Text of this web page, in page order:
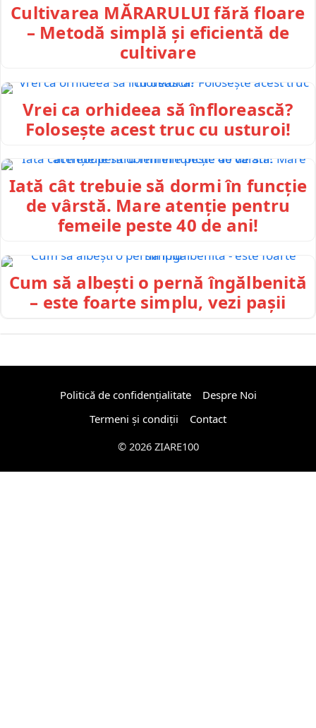
Cultivarea MĂRARULUI fără floare
– Metodă simplă și eficientă de
cultivare
Vrei ca orhideea să înflorească?
Folosește acest truc cu usturoi!
Iată cât trebuie să dormi în funcție
de vârstă. Mare atenție pentru
femeile peste 40 de ani!
Cum să albești o pernă îngălbenită
– este foarte simplu, vezi pașii
Politică de confidențialitate
Despre Noi
Termeni și condiții
Contact
© 2026 ZIARE100